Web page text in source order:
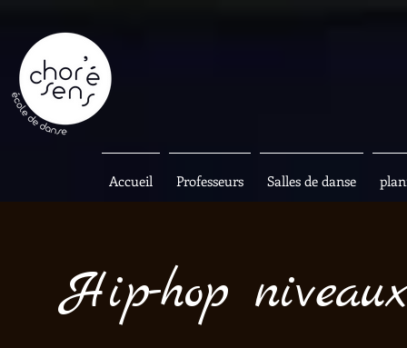
Accueil Professeurs Salles de danse
Hip-hop